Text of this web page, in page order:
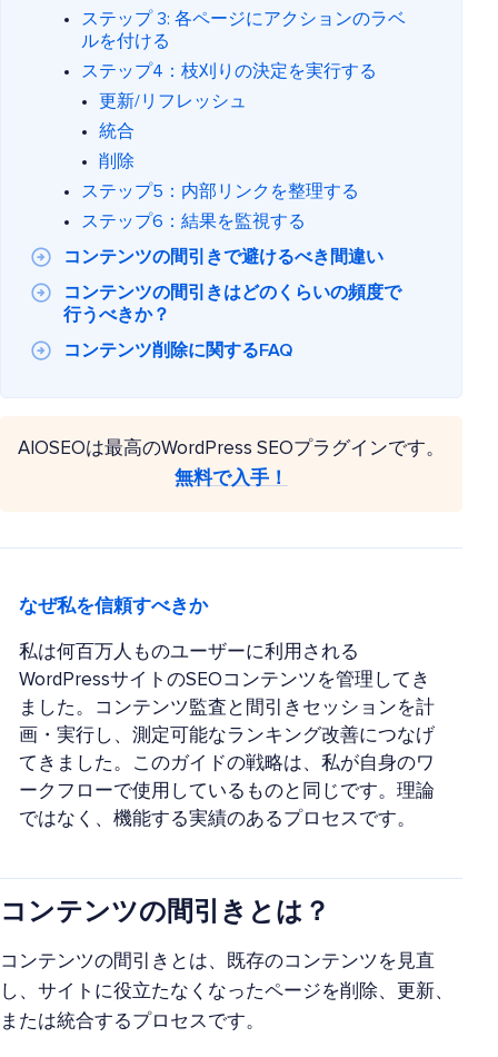
ステップ 3: 各ページにアクションのラベ
ルを付ける
ステップ4：枝刈りの決定を実行する
更新/リフレッシュ
統合
削除
ステップ5：内部リンクを整理する
ステップ6：結果を監視する
コンテンツの間引きで避けるべき間違い
コンテンツの間引きはどのくらいの頻度で
行うべきか？
コンテンツ削除に関するFAQ
AIOSEOは最高のWordPress SEOプラグインです。
無料で入手！
なぜ私を信頼すべきか
私は何百万人ものユーザーに利用される
WordPressサイトのSEOコンテンツを管理してき
ました。コンテンツ監査と間引きセッションを計
画・実行し、測定可能なランキング改善につなげ
てきました。このガイドの戦略は、私が自身のワ
ークフローで使用しているものと同じです。理論
ではなく、機能する実績のあるプロセスです。
コンテンツの間引きとは？
コンテンツの間引きとは、既存のコンテンツを見直
し、サイトに役立たなくなったページを削除、更新、
または統合するプロセスです。